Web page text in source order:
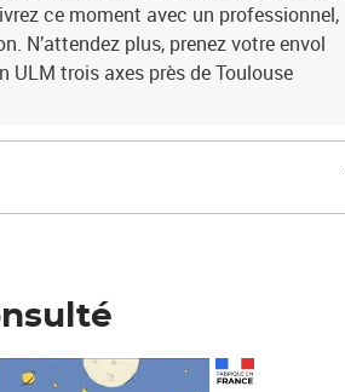
ce moment avec un professionnel,
N’attendez plus, prenez votre envol
ULM trois axes près de Toulouse